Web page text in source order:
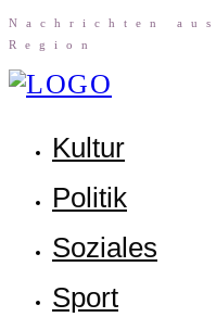
Nach­rich­ten
Region
Kul­tur
Poli­tik
Sozia­les
Sport